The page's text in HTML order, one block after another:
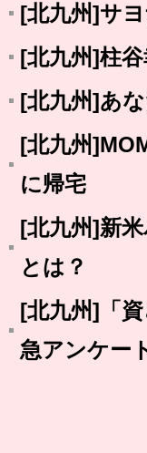
[北九州]サ
[北九州]柱
[北九州]あ
[北九州
に帰宅
[北九州]新
とは？
[北九州]「
急アンケー